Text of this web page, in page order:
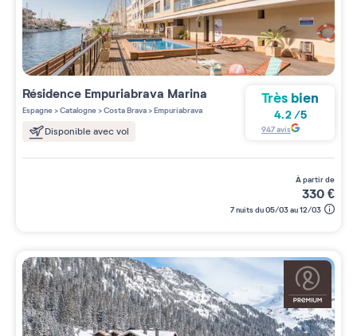
Résidence Empuriabrava Marina
Espagne>Catalogne>Costa Brava>Empuriabrava
Disponible avec vol
Très bien
4.2/5
947avis
à partir de
330€
7 nuits du 05/03 au 12/03